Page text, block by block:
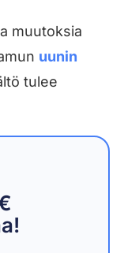
muutoksia
uunin
tulee